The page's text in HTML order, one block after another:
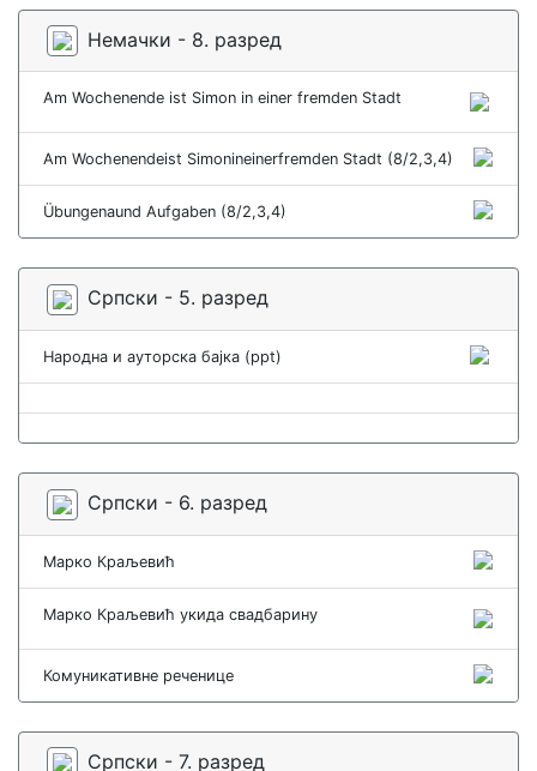
Немачки - 8. разред
Am Wochenende ist Simon in einer fremden Stadt
Am Wochenendeist Simonineinerfremden Stadt (8/2,3,4)
Übungenaund Aufgaben (8/2,3,4)
Српски - 5. разред
Народна и ауторска бајка (ppt)
Српски - 6. разред
Марко Краљевић
Марко Краљевић укида свадбарину
Комуникативне реченице
Српски - 7. разред